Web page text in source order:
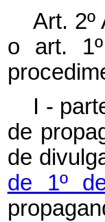
Art.
o art.
I -
de
de
de 1º